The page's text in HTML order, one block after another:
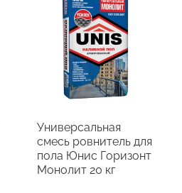
Универсальная
смесь ровнитель для
пола Юнис Горизонт
Монолит 20 кг